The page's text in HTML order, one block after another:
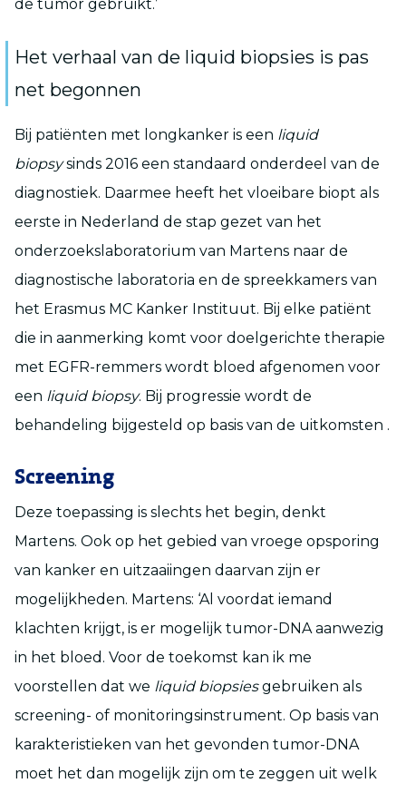
de tumor gebruikt.’
Het verhaal van de liquid biopsies is pas
net begonnen
Bij patiënten met longkanker is een liquid
biopsysinds 2016 een standaard onderdeel van de
diagnostiek. Daarmee heeft het vloeibare biopt als
eerste in Nederland de stap gezet van het
onderzoekslaboratorium van Martens naar de
diagnostische laboratoria en de spreekkamers van
het Erasmus MC Kanker Instituut. Bij elke patiënt
die in aanmerking komt voor doelgerichte therapie
met EGFR-remmers wordt bloed afgenomen voor
een liquid biopsy. Bij progressie wordt de
behandeling bijgesteld op basis van de uitkomsten .
Screening
Deze toepassing is slechts het begin, denkt
Martens. Ook op het gebied van vroege opsporing
van kanker en uitzaaiingen daarvan zijn er
mogelijkheden. Martens: ‘Al voordat iemand
klachten krijgt, is er mogelijk tumor-DNA aanwezig
in het bloed. Voor de toekomst kan ik me
voorstellen dat we liquid biopsiesgebruiken als
screening- of monitoringsinstrument. Op basis van
karakteristieken van het gevonden tumor-DNA
moet het dan mogelijk zijn om te zeggen uit welk